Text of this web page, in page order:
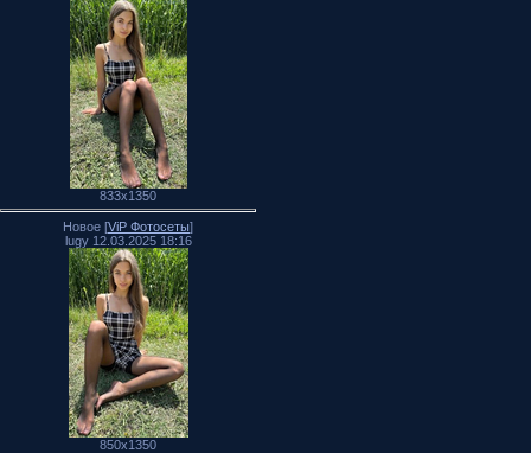
833x1350
Новое [ViP Фотосеты]
lugy 12.03.2025 18:16
850x1350